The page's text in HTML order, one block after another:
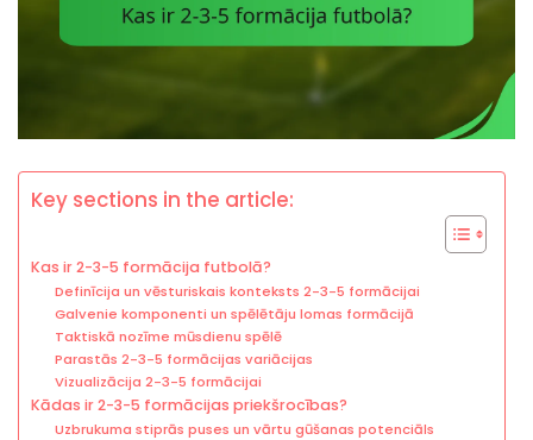
Key sections in the article:
Kas ir 2-3-5 formācija futbolā?
Definīcija un vēsturiskais konteksts 2-3-5 formācijai
Galvenie komponenti un spēlētāju lomas formācijā
Taktiskā nozīme mūsdienu spēlē
Parastās 2-3-5 formācijas variācijas
Vizualizācija 2-3-5 formācijai
Kādas ir 2-3-5 formācijas priekšrocības?
Uzbrukuma stiprās puses un vārtu gūšanas potenciāls